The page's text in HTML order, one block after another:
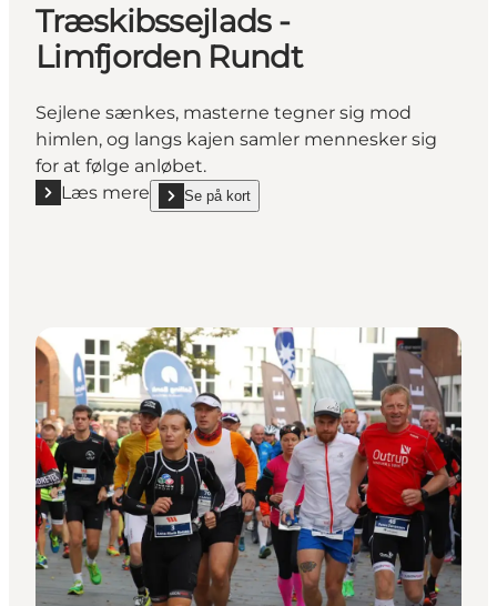
Træskibssejlads -
Limfjorden Rundt
Sejlene sænkes, masterne tegner sig mod
himlen, og langs kajen samler mennesker sig
for at følge anløbet.
Læs mere
Læs mere "Træskibssejlads - Limfjorden Rundt"
Se på kort
show Træskibssejlads - Limfjorden Rundt on_map